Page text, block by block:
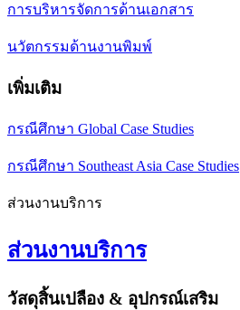
การบริหารจัดการด้านเอกสาร
นวัตกรรมด้านงานพิมพ์
เพิ่มเติม
กรณีศึกษา Global Case Studies
กรณีศึกษา Southeast Asia Case Studies
ส่วนงานบริการ
ส่วนงานบริการ
วัสดุสิ้นเปลือง & อุปกรณ์เสริม